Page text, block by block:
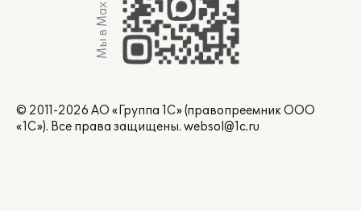
Мы в Max
© 2011-2026 АО «Группа 1С» (правопреемник ООО
«1С»). Все права защищены. websol@1c.ru